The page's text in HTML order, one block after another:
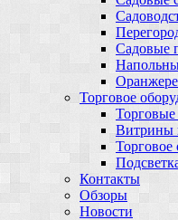
Садовые
Торговое
Витрины
Торговое
Контакты
Обзоры
Новости